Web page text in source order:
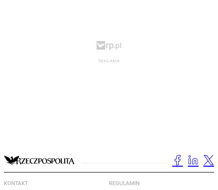
KONTAKT REGULAMIN